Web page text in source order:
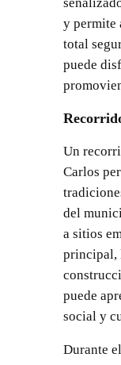
y permite
total
puede
Un
Carlos
del
a sitios
principal,
puede
social y
Durante